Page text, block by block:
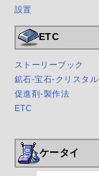
設置
ETC
ストーリーブック
鉱石-宝石-クリスタル
促進剤-製作法
ETC
ケータイ